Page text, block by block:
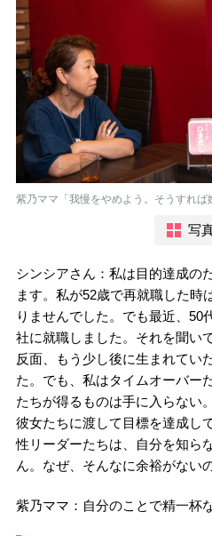
紫乃ママ「我慢をやめよう。そうすれば
写
シンシアさん：私は目的達成の
ます。私が52歳で再就職した時
りませんでした。でも最近、50
社に就職しました。それを聞い
反面、もう少し後に生まれてい
た。でも、私はタイムオーバー
たちが得るものは手に入らない
彼女たちに渡して目標を達成し
性リーダーたちは、自分を知ら
ん。なぜ、そんなに余裕がない
紫乃ママ：自分のことで精一杯